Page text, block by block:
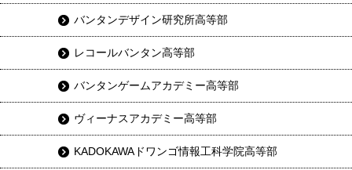
バンタンデザイン研究所高等部
レコールバンタン高等部
バンタンゲームアカデミー高等部
ヴィーナスアカデミー高等部
KADOKAWAドワンゴ情報工科学院高等部